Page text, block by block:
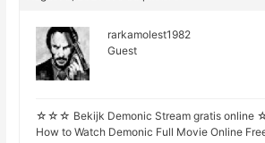
rarkamolest1982
Guest
☆☆☆ Bekijk Demonic Stream gratis
How to Watch Demonic Full Movie Online